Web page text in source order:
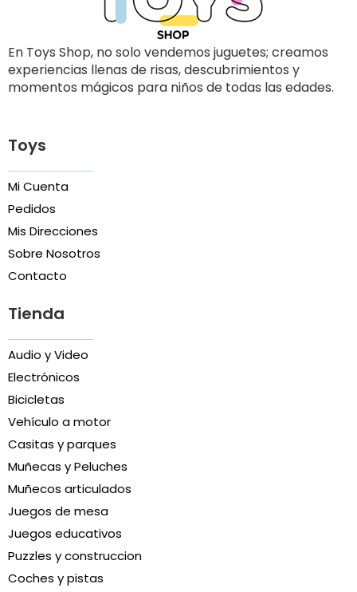
En Toys Shop, no solo vendemos juguetes; creamos
experiencias llenas de risas, descubrimientos y
momentos mágicos para niños de todas las edades.
Toys
Mi Cuenta
Pedidos
Mis Direcciones
Sobre Nosotros
Contacto
Tienda
Audio y Video
Electrónicos
Bicicletas
Vehículo a motor
Casitas y parques
Muñecas y Peluches
Muñecos articulados
Juegos de mesa
Juegos educativos
Puzzles y construccion
Coches y pistas